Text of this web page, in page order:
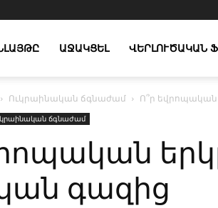
ԱՋԱԿՑԵԼ ՎԵՐԼՈՒԾԱԿԱՆ
Ուկրաինական ճգնաժամ Ո՞ր
ճգնաժամ
գազից